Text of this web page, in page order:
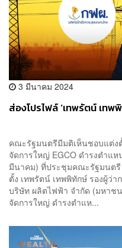
3 มีนาคม 2024
ส่องโปรไฟล์ ‘เทพรัตน์ เท
คณะรัฐมนตรีมีมติเห็นชอบแต่งตั้
จัดการใหญ่ EGCO ดำรงตำแ
มีนาคม) ที่ประชุมคณะรัฐมนตรี
ตั้ง เทพรัตน์ เทพพิทักษ์ รองผู้ว่
บริษัท ผลิตไฟฟ้า จำกัด (มหาช
จัดการใหญ่ ดำรงตำแห...